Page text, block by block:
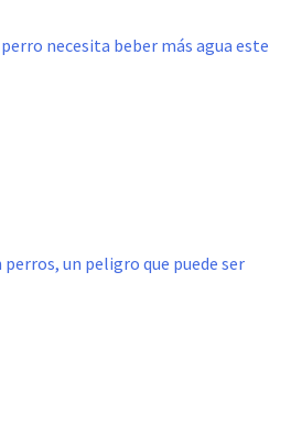
necesita beber más agua este
perros, un peligro que puede ser